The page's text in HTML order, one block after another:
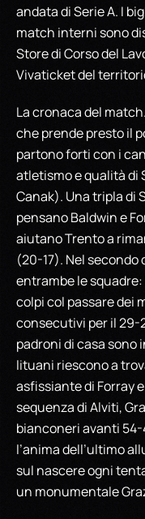
andata di Serie A. I
match interni sono
Store di Corso del
Vivaticket del
La cronaca del
che prende presto il
partono forti con i
atletismo e qualità di
Canak). Una tripla di
pensano Baldwin e
aiutano Trento a
(20-17). Nel
entrambe le squadre:
colpi col passare dei
consecutivi per il 29-
padroni di casa sono
lituani riescono a
asfissiante di Forray
sequenza di Alviti,
bianconeri avanti 54-
l’anima dell’ultimo
sul nascere ogni
un monumentale